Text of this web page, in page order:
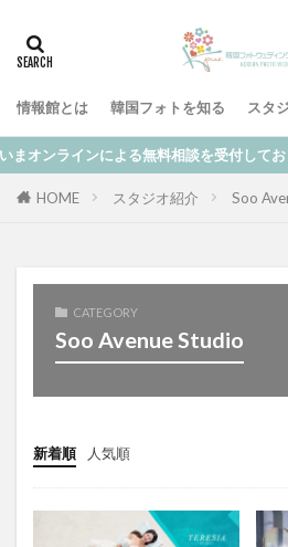
情報館とは 韓国フォトを知る スタ
オンラインによる無料相談を受付してお
HOME スタジオ紹介 Soo
CATEGORY
Soo Avenue Studio
新着順 人気順